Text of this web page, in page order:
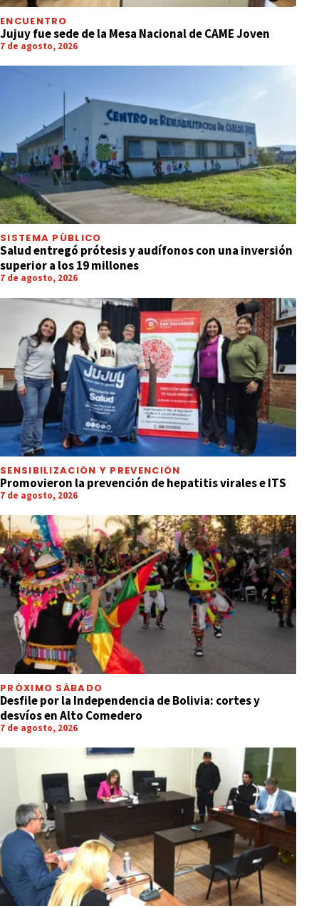
ENCUENTRO
Jujuy fue sede de la Mesa Nacional de CAME Joven
7 de agosto, 2026
SISTEMA PÚBLICO
Salud entregó prótesis y audífonos con una inversión
superior a los 19 millones
7 de agosto, 2026
SENSIBILIZACIÓN Y PREVENCIÓN
Promovieron la prevención de hepatitis virales e ITS
7 de agosto, 2026
PRÓXIMO SÁBADO
Desfile por la Independencia de Bolivia: cortes y
desvíos en Alto Comedero
7 de agosto, 2026